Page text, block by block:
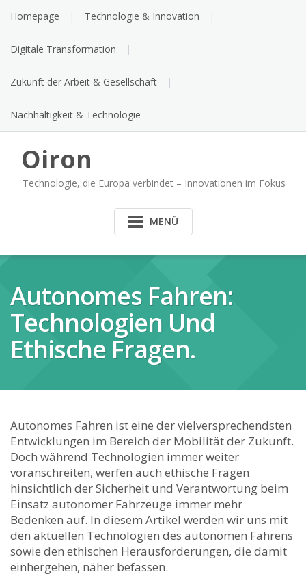
Homepage Technologie & Innovation
Digitale Transformation
Zukunft der Arbeit & Gesellschaft
Nachhaltigkeit & Technologie
Oiron
Technologie, die Europa verbindet – Innovationen im Fokus
MENÜ
Autonomes Fahren:
Technologien Und
Ethische Fragen.
Autonomes Fahren ‍ist eine der vielversprechendsten
Entwicklungen im Bereich ‌der​ Mobilität der Zukunft.
Doch während Technologien immer weiter
voranschreiten, werfen auch ethische Fragen
hinsichtlich der Sicherheit und Verantwortung beim
Einsatz autonomer Fahrzeuge‌ immer mehr
Bedenken auf. In diesem Artikel werden wir uns mit
den aktuellen​ Technologien des autonomen Fahrens
sowie den​ ethischen‌ Herausforderungen, die damit
einhergehen, näher befassen.